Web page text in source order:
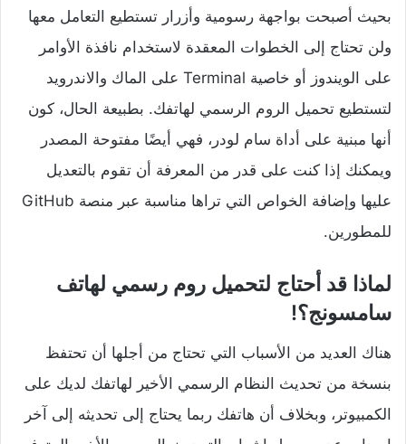
بحيث أصبحت بواجهة رسومية وأزرار تستطيع التعامل معها
ولن تحتاج إلى الخطوات المعقدة لاستخدام نافذة الأوامر
على الويندوز أو خاصية Terminal على الماك والاندرويد
لتستطيع تحميل الروم الرسمي لهاتفك. بطبيعة الحال، كون
أنها مبنية على أداة سام لودر، فهي أيضًا مفتوحة المصدر
ويمكنك إذا كنت على قدر من المعرفة أن تقوم بالتعديل
عليها وإضافة الخواص التي تراها مناسبة عبر منصة GitHub
للمطورين.
لماذا قد أحتاج لتحميل روم رسمي لهاتف
سامسونج؟!
هناك العديد من الأسباب التي تحتاج من أجلها أن تحتفظ
بنسخة من تحديث النظام الرسمي الأخير لهاتفك لديك على
الكمبيوتر، وبخلاف أن هاتفك ربما يحتاج إلى تحديثه إلى آخر